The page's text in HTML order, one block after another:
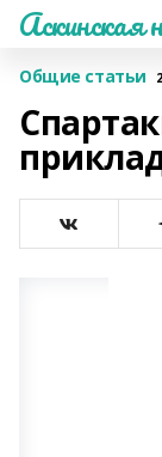
Аскинская
Общие статьи